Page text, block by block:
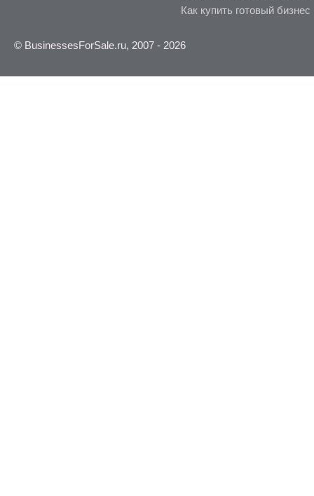
Как купить готовый бизнес
© BusinessesForSale.ru, 2007 - 2026